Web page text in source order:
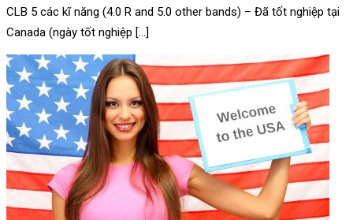
CLB 5 các kĩ năng (4.0 R and 5.0 other bands) – Đã tốt nghiệp tại
Canada (ngày tốt nghiệp […]